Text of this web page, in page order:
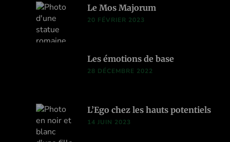
Le Mos Majorum
20 FÉVRIER 2023
Les émotions de base
28 DÉCEMBRE 2022
L’Ego chez les hauts potentiels
14 JUIN 2023